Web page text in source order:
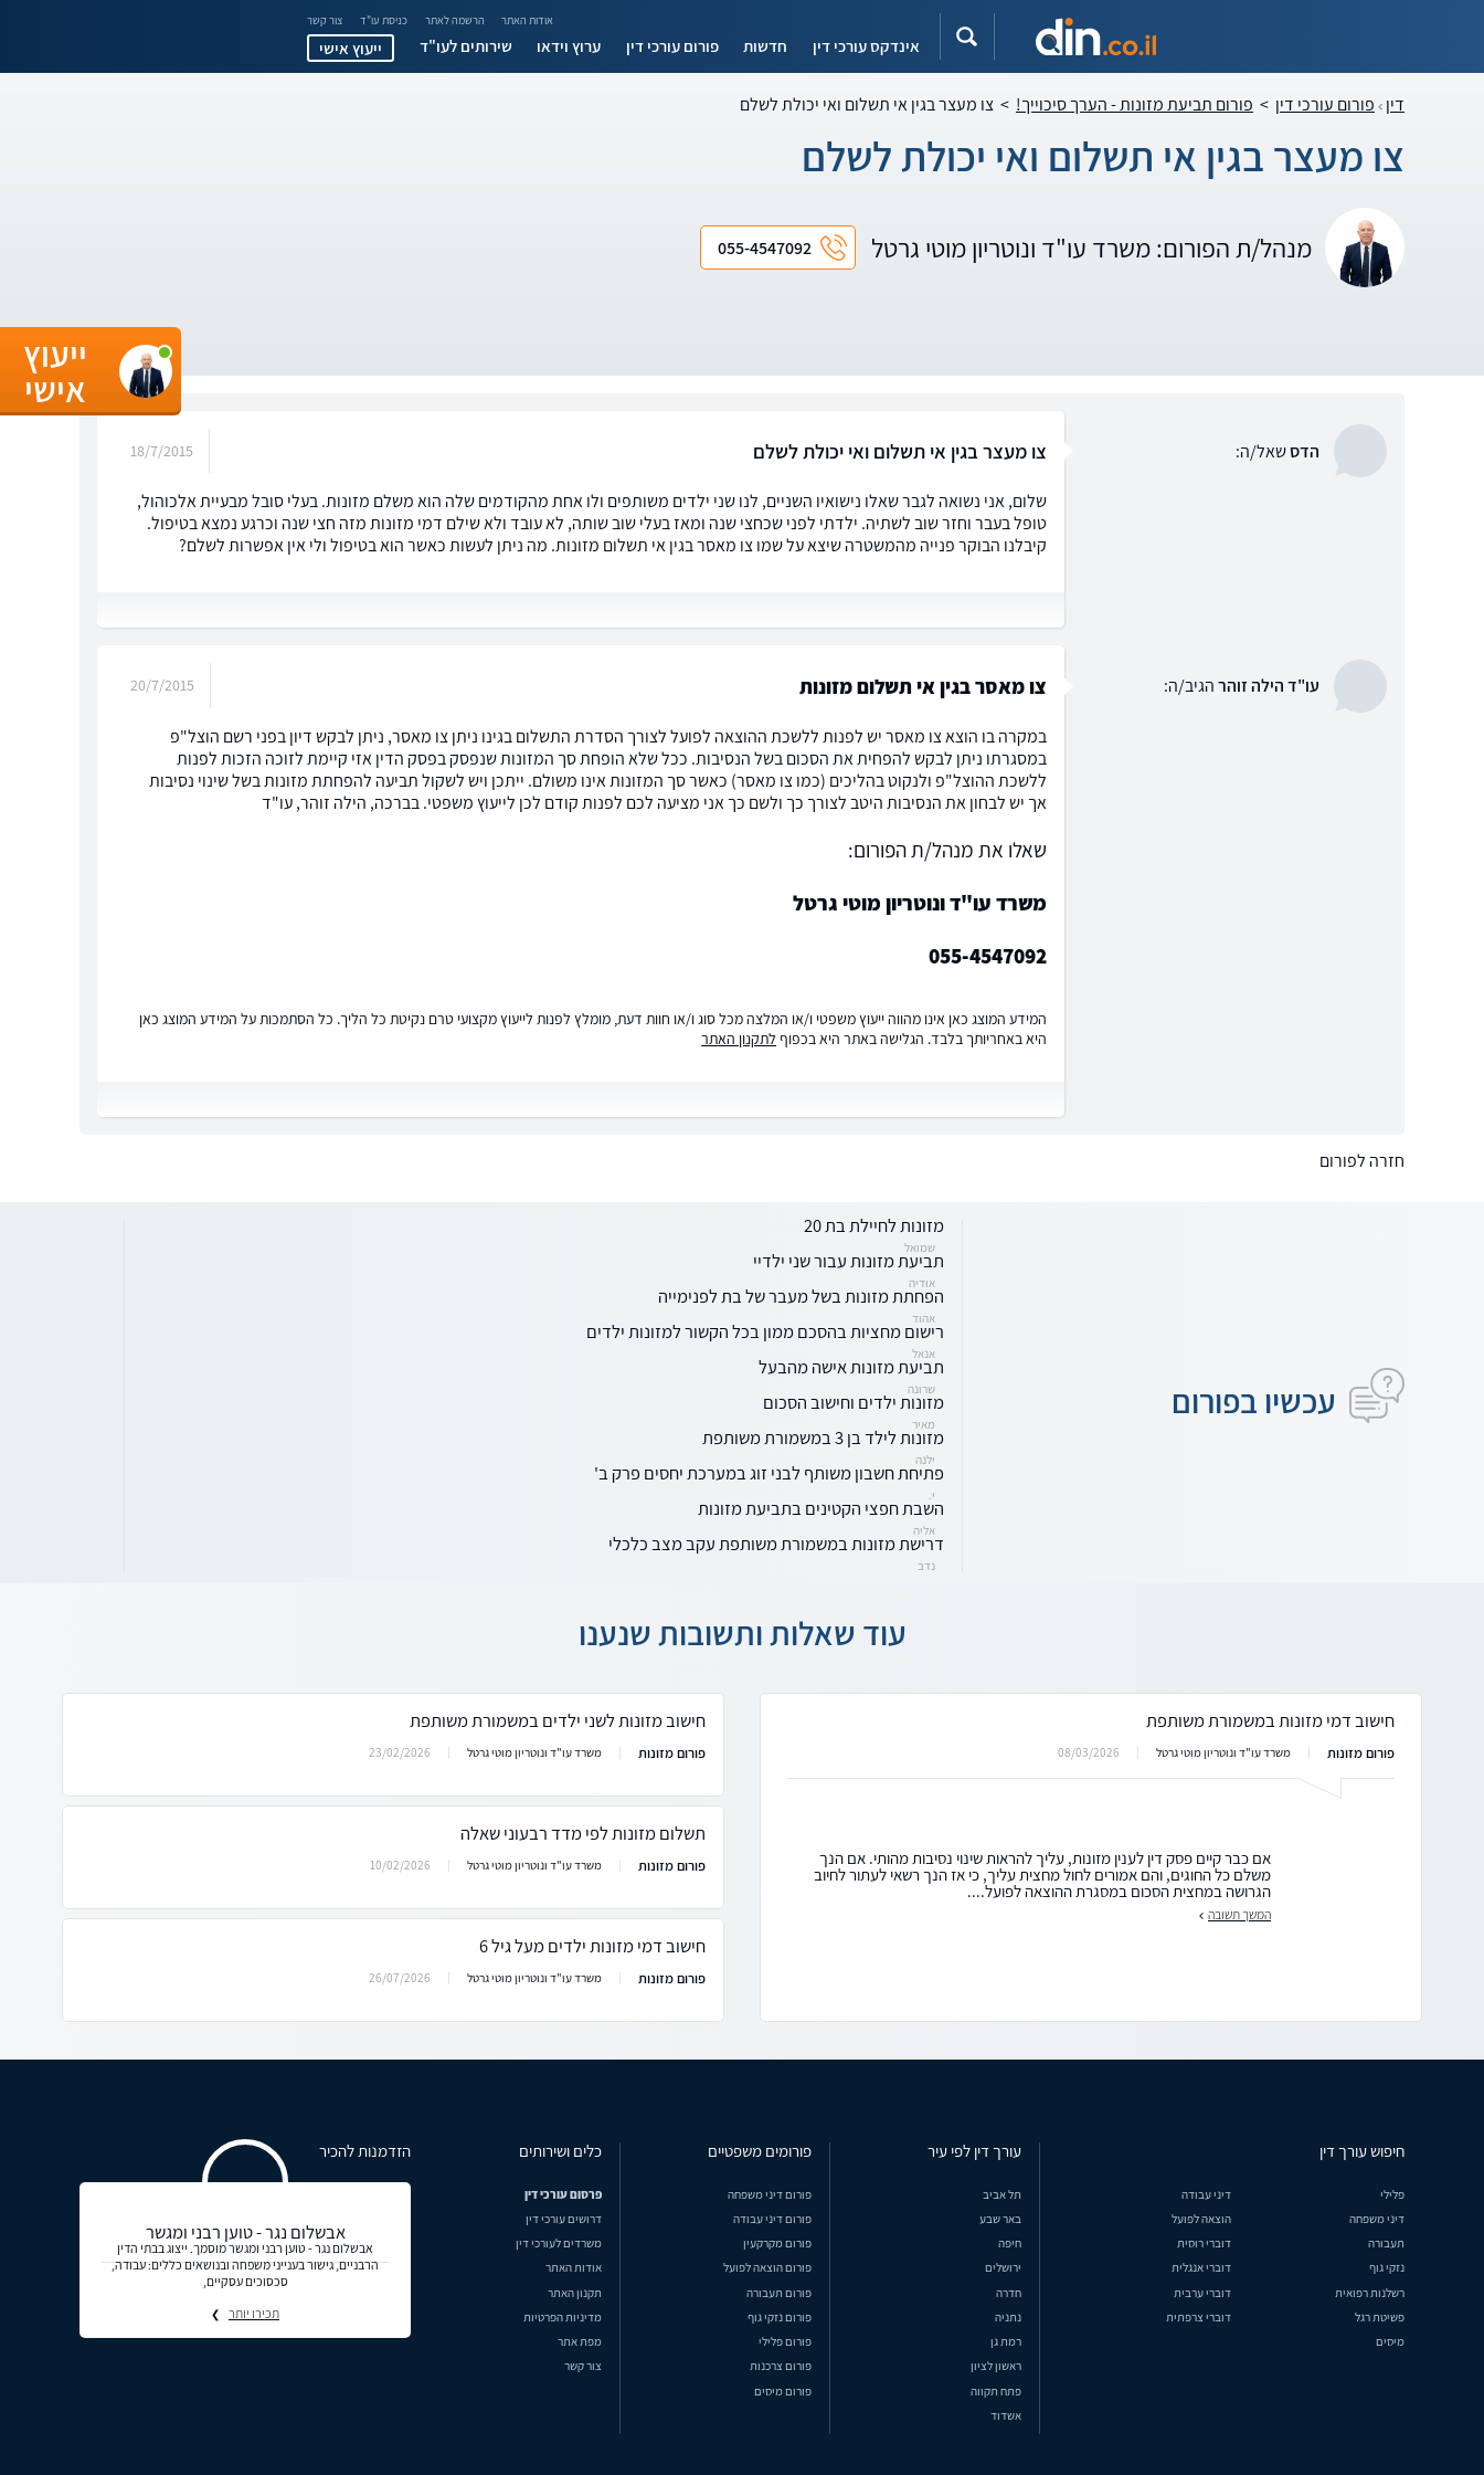
אודות האתר הרשמה לאתר כניסת עו"ד צור קשר
אינדקס עורכי דין חדשות פורום עורכי דין ערוץ וידאו שירותים לעו"ד ייעוץ אישי
דין פורום עורכי דין > פורום תביעת מזונות - הערך סיכוייך! > צו מעצר בגין אי תשלום ואי יכולת לשלם
צו מעצר בגין אי תשלום ואי יכולת לשלם
מנהל/ת הפורום: משרד עו"ד ונוטריון מוטי גרטל 055-4547092
הדסשאל/ה: צו מעצר בגין אי תשלום ואי יכולת לשלם 18/7/2015
שלום, אני נשואה לגבר שאלו נישואיו השניים, לנו שני ילדים משותפים ולו אחת מהקודמים שלה הוא משלם מזונות. בעלי סובל מבעיית אלכוהול,
טופל בעבר וחזר שוב לשתיה. ילדתי לפני שכחצי שנה ומאז בעלי שוב שותה, לא עובד ולא שילם דמי מזונות מזה חצי שנה וכרגע נמצא בטיפול.
קיבלנו הבוקר פנייה מהמשטרה שיצא על שמו צו מאסר בגין אי תשלום מזונות. מה ניתן לעשות כאשר הוא בטיפול ולי אין אפשרות לשלם?
עו"ד הילה זוהרהגיב/ה: צו מאסר בגין אי תשלום מזונות 20/7/2015
במקרה בו הוצא צו מאסר יש לפנות ללשכת ההוצאה לפועל לצורך הסדרת התשלום בגינו ניתן צו מאסר, ניתן לבקש דיון בפני רשם הוצל"פ
במסגרתו ניתן לבקש להפחית את הסכום בשל הנסיבות. ככל שלא הופחת סך המזונות שנפסק בפסק הדין אזי קיימת לזוכה הזכות לפנות
ללשכת ההוצל"פ ולנקוט בהליכים (כמו צו מאסר) כאשר סך המזונות אינו משולם. ייתכן ויש לשקול תביעה להפחתת מזונות בשל שינוי נסיבות
אך יש לבחון את הנסיבות היטב לצורך כך ולשם כך אני מציעה לכם לפנות קודם לכן לייעוץ משפטי. בברכה, הילה זוהר, עו"ד
שאלו את מנהל/ת הפורום:
משרד עו"ד ונוטריון מוטי גרטל
055-4547092
המידע המוצג כאן אינו מהווה ייעוץ משפטי ו/או המלצה מכל סוג ו/או חוות דעת, מומלץ לפנות לייעוץ מקצועי טרם נקיטת כל הליך. כל הסתמכות על המידע המוצג כאן
היא באחריותך בלבד. הגלישה באתר היא בכפוף לתקנון האתר
חזרה לפורום
עכשיו בפורום
מזונות לחיילת בת 20
שמואל
תביעת מזונות עבור שני ילדיי
אודיה
הפחתת מזונות בשל מעבר של בת לפנימייה
אהוד
רישום מחציות בהסכם ממון בכל הקשור למזונות ילדים
אנאל
תביעת מזונות אישה מהבעל
שרונה
מזונות ילדים וחישוב הסכום
מאיר
מזונות לילד בן 3 במשמורת משותפת
ילנה
פתיחת חשבון משותף לבני זוג במערכת יחסים פרק ב'
י.
השבת חפצי הקטינים בתביעת מזונות
אליה
דרישת מזונות במשמורת משותפת עקב מצב כלכלי
נדב
עוד שאלות ותשובות שנענו
חישוב דמי מזונות במשמורת משותפת
פורום מזונות משרד עו"ד ונוטריון מוטי גרטל 08/03/2026
אם כבר קיים פסק דין לענין מזונות, עליך להראות שינוי נסיבות מהותי. אם הנך
משלם כל החוגים, והם אמורים לחול מחצית עליך, כי אז הנך רשאי לעתור לחיוב
הגרושה במחצית הסכום במסגרת ההוצאה לפועל....
המשך תשובה
חישוב מזונות לשני ילדים במשמורת משותפת
פורום מזונות משרד עו"ד ונוטריון מוטי גרטל 23/02/2026
תשלום מזונות לפי מדד רבעוני שאלה
פורום מזונות משרד עו"ד ונוטריון מוטי גרטל 10/02/2026
חישוב דמי מזונות ילדים מעל גיל 6
פורום מזונות משרד עו"ד ונוטריון מוטי גרטל 26/07/2026
ייעוץ
אישי
חיפוש עורך דין
פלילי
דיני עבודה
דיני משפחה
הוצאה לפועל
תעבורה
דוברי רוסית
נזקי גוף
דוברי אנגלית
רשלנות רפואית
דוברי ערבית
פשיטת רגל
דוברי צרפתית
מיסים
עורך דין לפי עיר
תל אביב
באר שבע
חיפה
ירושלים
חדרה
נתניה
רמת גן
ראשון לציון
פתח תקווה
אשדוד
פורומים משפטיים
פורום דיני משפחה
פורום דיני עבודה
פורום מקרקעין
פורום הוצאה לפועל
פורום תעבורה
פורום נזקי גוף
פורום פלילי
פורום צרכנות
פורום מיסים
כלים ושירותים
פרסום עורכי דין
דרושים עורכי דין
משרדים לעורכי דין
אודות האתר
תקנון האתר
מדיניות הפרטיות
מפת אתר
צור קשר
הזדמנות להכיר
אבשלום נגר - טוען רבני ומגשר
אבשלום נגר - טוען רבני ומגשר מוסמך. ייצוג בבתי הדין
הרבניים, גישור בענייני משפחה ובנושאים כללים: עבודה,
סכסוכים עסקיים,
תכירו יותר